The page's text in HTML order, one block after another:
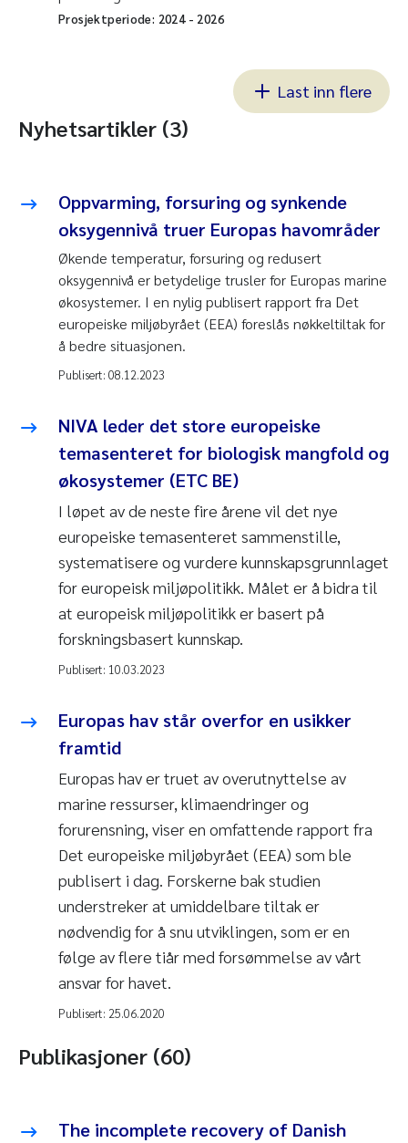
Prosjektperiode: 2024- 2026
Last inn flere
Nyhetsartikler (3)
Oppvarming, forsuring og synkende
oksygennivå truer Europas havområder
Økende temperatur, forsuring og redusert
oksygennivå er betydelige trusler for Europas marine
økosystemer. I en nylig publisert rapport fra Det
europeiske miljøbyrået (EEA) foreslås nøkkeltiltak for
å bedre situasjonen.
Publisert: 08.12.2023
NIVA leder det store europeiske
temasenteret for biologisk mangfold og
økosystemer (ETC BE)
I løpet av de neste fire årene vil det nye
europeiske temasenteret sammenstille,
systematisere og vurdere kunnskapsgrunnlaget
for europeisk miljøpolitikk. Målet er å bidra til
at europeisk miljøpolitikk er basert på
forskningsbasert kunnskap.
Publisert: 10.03.2023
Europas hav står overfor en usikker
framtid
Europas hav er truet av overutnyttelse av
marine ressurser, klimaendringer og
forurensning, viser en omfattende rapport fra
Det europeiske miljøbyrået (EEA) som ble
publisert i dag. Forskerne bak studien
understreker at umiddelbare tiltak er
nødvendig for å snu utviklingen, som er en
følge av flere tiår med forsømmelse av vårt
ansvar for havet.
Publisert: 25.06.2020
Publikasjoner (60)
The incomplete recovery of Danish